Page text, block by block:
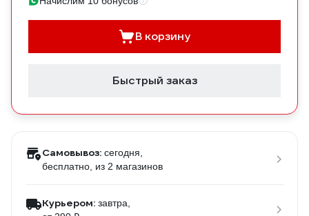
В корзину
Быстрый заказ
Самовывоз: сегодня,
бесплатно , из 2 магазинов
Курьером: завтра,